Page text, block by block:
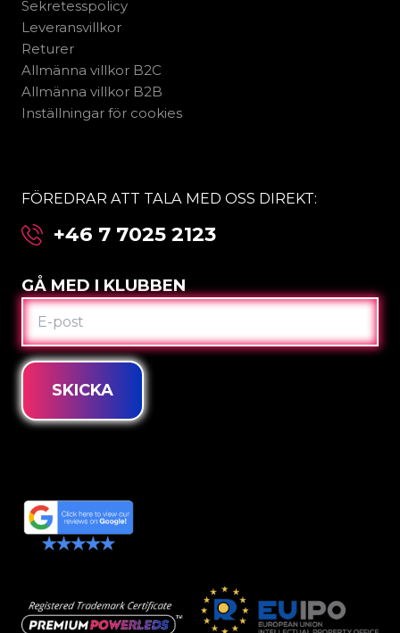
Sekretesspolicy
Leveransvillkor
Returer
Allmänna villkor B2C
Allmänna villkor B2B
Inställningar för cookies
FÖREDRAR ATT TALA MED OSS DIREKT:
+46 7 7025 2123
GÅ MED I KLUBBEN
E-
POST
SKICKA